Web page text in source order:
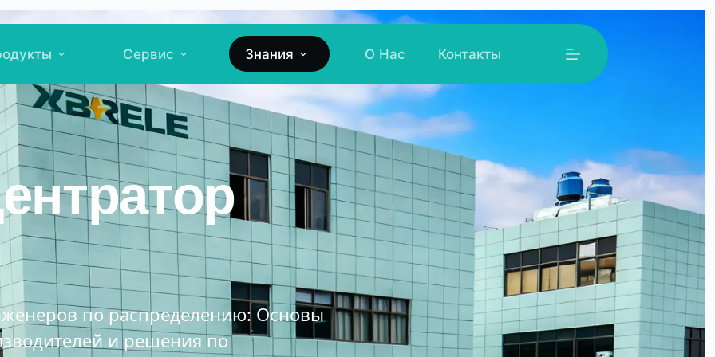
Сервис Знания О Нас Контакты
по распределению: Основы
и решения по